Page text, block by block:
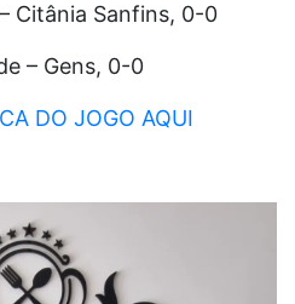
Citânia Sanfins, 0-0
– Gens, 0-0
DO JOGO AQUI